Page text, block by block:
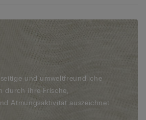
und umweltfreundliche
durch ihre Frische,
Atmungsaktivität auszeichnet.